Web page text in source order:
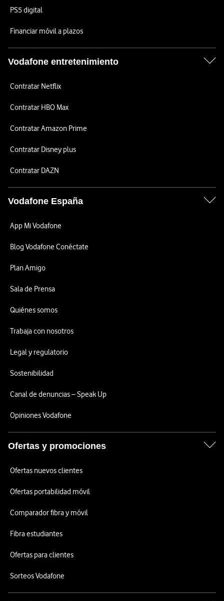
PS5 digital
Financiar móvil a plazos
Vodafone entretenimiento
Contratar Netflix
Contratar HBO Max
Contratar Amazon Prime
Contratar Disney plus
Contratar DAZN
Vodafone España
App Mi Vodafone
Blog Vodafone Conéctate
Plan Amigo
Sala de Prensa
Quiénes somos
Trabaja con nosotros
Legal y regulatorio
Sostenibilidad
Canal de denuncias – Speak Up
Opiniones Vodafone
Ofertas y promociones
Ofertas nuevos clientes
Ofertas portabilidad móvil
Comparador fibra y móvil
Fibra estudiantes
Ofertas para clientes
Sorteos Vodafone